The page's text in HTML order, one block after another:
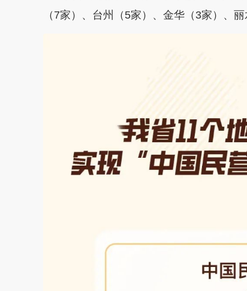
（7家）、台州（5家）、金华（3家）、